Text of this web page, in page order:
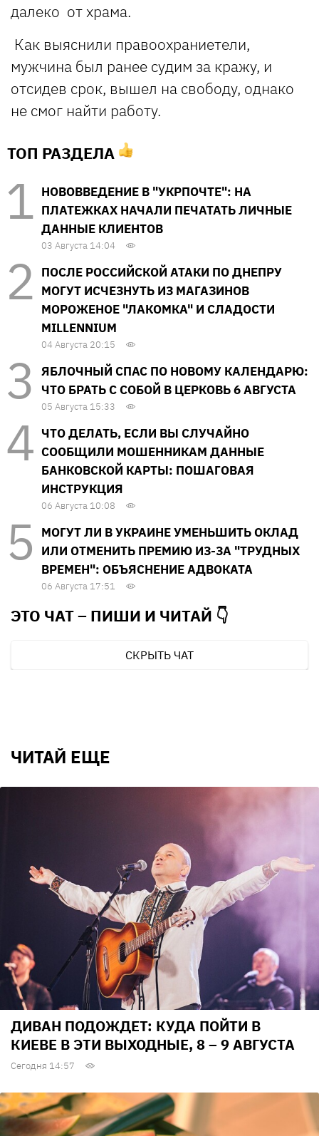
далеко от храма.
Как выяснили правоохраниетели,
мужчина был ранее судим за кражу, и
отсидев срок, вышел на свободу, однако
не смог найти работу.
ТОП РАЗДЕЛА
НОВОВВЕДЕНИЕ В "УКРПОЧТЕ": НА
ПЛАТЕЖКАХ НАЧАЛИ ПЕЧАТАТЬ ЛИЧНЫЕ
ДАННЫЕ КЛИЕНТОВ
03 Августа 14:04
ПОСЛЕ РОССИЙСКОЙ АТАКИ ПО ДНЕПРУ
МОГУТ ИСЧЕЗНУТЬ ИЗ МАГАЗИНОВ
МОРОЖЕНОЕ "ЛАКОМКА" И СЛАДОСТИ
MILLENNIUM
04 Августа 20:15
ЯБЛОЧНЫЙ СПАС ПО НОВОМУ КАЛЕНДАРЮ:
ЧТО БРАТЬ С СОБОЙ В ЦЕРКОВЬ 6 АВГУСТА
05 Августа 15:33
ЧТО ДЕЛАТЬ, ЕСЛИ ВЫ СЛУЧАЙНО
СООБЩИЛИ МОШЕННИКАМ ДАННЫЕ
БАНКОВСКОЙ КАРТЫ: ПОШАГОВАЯ
ИНСТРУКЦИЯ
06 Августа 10:08
МОГУТ ЛИ В УКРАИНЕ УМЕНЬШИТЬ ОКЛАД
ИЛИ ОТМЕНИТЬ ПРЕМИЮ ИЗ-ЗА "ТРУДНЫХ
ВРЕМЕН": ОБЪЯСНЕНИЕ АДВОКАТА
06 Августа 17:51
ЭТО ЧАТ – ПИШИ И ЧИТАЙ 👇
СКРЫТЬ ЧАТ
ЧИТАЙ ЕЩЕ
ДИВАН ПОДОЖДЕТ: КУДА ПОЙТИ В
КИЕВЕ В ЭТИ ВЫХОДНЫЕ, 8 – 9 АВГУСТА
Сегодня 14:57